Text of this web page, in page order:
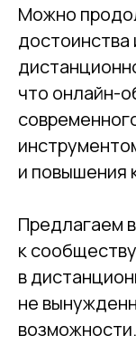
Можно
достоинства
что онлайн-
и повышения
Предлагаем
к
в
не
возможности.